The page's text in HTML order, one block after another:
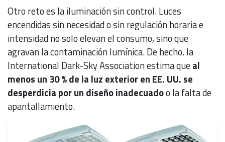
Otro reto es la iluminación sin control. Luces
encendidas sin necesidad o sin regulación horaria e
intensidad no solo elevan el consumo, sino que
agravan la contaminación lumínica. De hecho, la
International Dark-Sky Association estima queal
menos un 30 % de la luz exterior en EE. UU. se
desperdicia por un diseño inadecuadoo la falta de
apantallamiento.